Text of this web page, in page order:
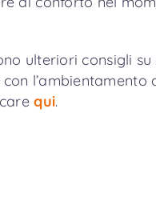
ulteriori consigli su
l’ambientamento
qui.